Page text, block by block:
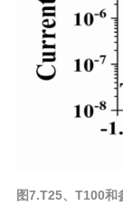
图7.T25、T100和